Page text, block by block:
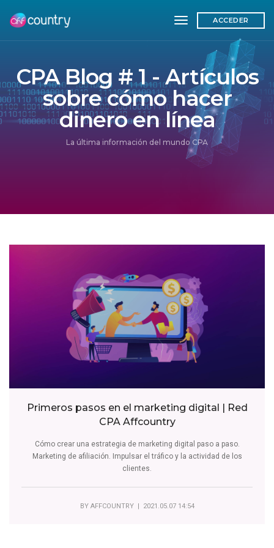
toggle navigation
ACCEDER
CPA Blog # 1 - Artículos
sobre cómo hacer
dinero en línea
La última información del mundo CPA
Primeros pasos en el marketing digital | Red
CPA Affcountry
Cómo crear una estrategia de marketing digital paso a paso.
Marketing de afiliación. Impulsar el tráfico y la actividad de los
clientes.
BY AFFCOUNTRY| 2021.05.07 14:54